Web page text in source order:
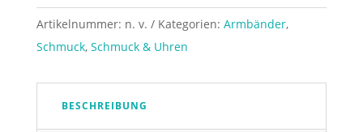
17/19cm
Artikelnummer: n. v. Kategorien: Armbänder,
Schmuck, Schmuck & Uhren
BESCHREIBUNG